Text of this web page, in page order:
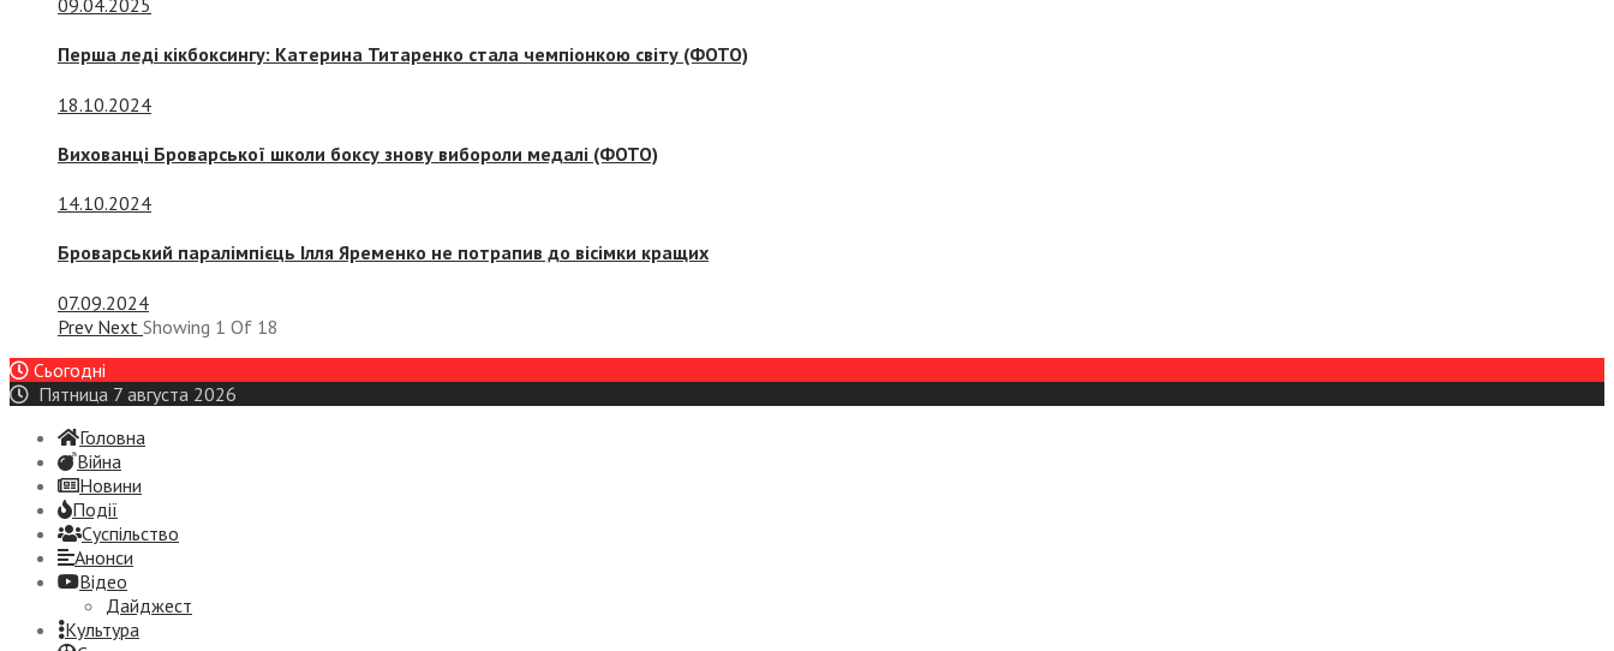
09.04.2025
Перша леді кікбоксингу: Катерина Титаренко стала чемпіонкою світу (ФОТО)
18.10.2024
Вихованці Броварської школи боксу знову вибороли медалі (ФОТО)
14.10.2024
Броварський паралімпієць Ілля Яременко не потрапив до вісімки кращих
07.09.2024
Prev Next Showing 1 Of 18
Сьогодні
Пятница 7 августа 2026
Головна
Війна
Новини
Події
Суспiльство
Анонси
Відео
Дайджест
Культура